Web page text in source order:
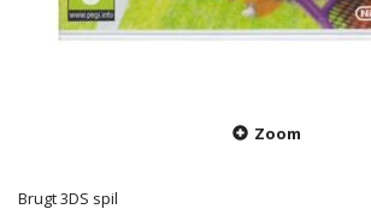
Zoom
Brugt 3DS spil